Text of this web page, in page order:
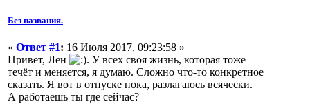
Без названия.
« Ответ #1: 16 Июля 2017, 09:23:58 »
Привет, Лен
. У всех своя жизнь, которая тоже
течёт и меняется, я думаю. Сложно что-то конкретное
сказать. Я вот в отпуске пока, разлагаюсь всячески.
А работаешь ты где сейчас?